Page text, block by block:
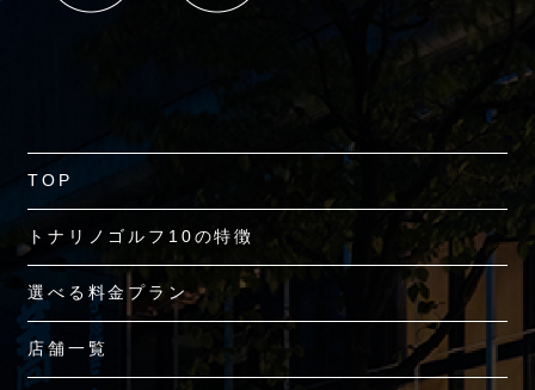
TOP
トナリノゴルフ10の特徴
選べる料金プラン
店舗一覧